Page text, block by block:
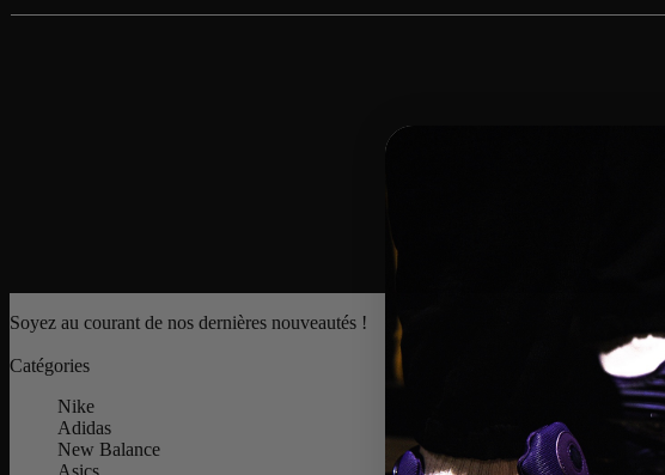
Tee Stüssy Surfwalk Black
Soyez au courant de nos dernières nouveautés !
Catégories
Nike
Adidas
New Balance
Asics